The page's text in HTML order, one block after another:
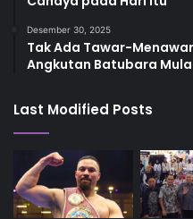
Desember 30, 2025
Tak Ada Tawar-
Angkutan Batubara
Last Modified Posts